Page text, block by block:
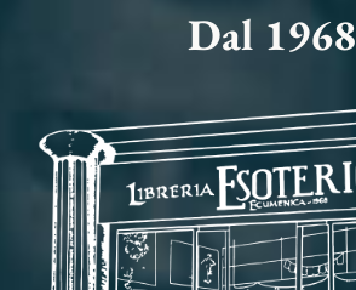
Dal 1968